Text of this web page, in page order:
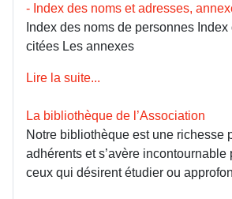
- Index des noms et adresses,
Index des noms de personnes
citées Les annexes
Lire la suite...
La bibliothèque de l’Association
Notre bibliothèque est une richesse
adhérents et s’avère incontournable
ceux qui désirent étudier ou